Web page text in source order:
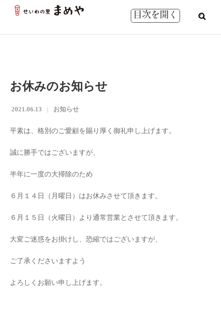
目次を開く
お休みのお知らせ
2021.06.13 お知らせ
平素は、格別のご愛顧を賜り厚く御礼申し上げます。
誠に勝手ではございますが、
半年に一度の大掃除のため
６月１４日（月曜日）はお休みさせて頂きます。
６月１５日（火曜日）より通常営業とさせて頂きます。
大変ご迷惑をお掛けし、恐縮ではございますが、
ご了承くださいますよう
よろしくお願い申し上げます。